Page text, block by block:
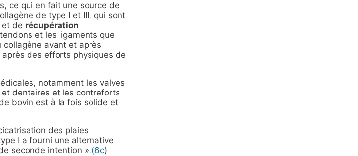
ce qui en fait une source de
de type I et III, qui sont
et de récupération
et les ligaments que
collagène avant et après
après des efforts physiques de
notamment les valves
dentaires et les contreforts
bovin est à la fois solide et
des plaies
I a fourni une alternative
seconde intention ».(6c)